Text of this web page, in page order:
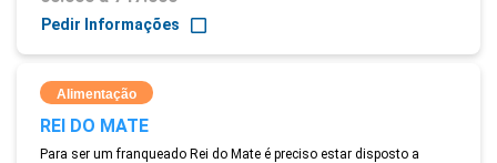
Pedir Informações
Alimentação
REI DO MATE
Para ser um franqueado Rei do Mate é preciso estar disposto a